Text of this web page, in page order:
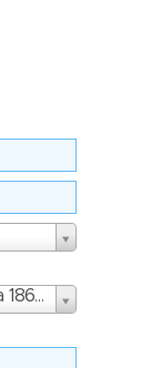
Jiří Samuel, Jana Čapka 186/6, 370 06 České Budějovice